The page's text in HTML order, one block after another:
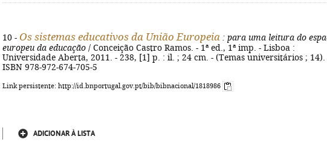
10 - Os sistemas educativos da União Europeia : para uma leitura do
europeu da educação / Conceição Castro Ramos. - 1ª ed., 1ª imp. - Lisboa :
Universidade Aberta, 2011. - 238, [1] p. : il. ; 24 cm. - (Temas universitários ; 14).
ISBN 978-972-674-705-5
Link persistente: http://id.bnportugal.gov.pt/bib/bibnacional/1818986
ADICIONAR À LISTA